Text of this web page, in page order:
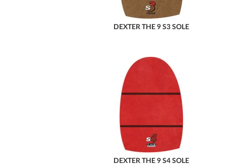
DEXTER THE 9 S3 SOLE
DEXTER THE 9 S4 SOLE